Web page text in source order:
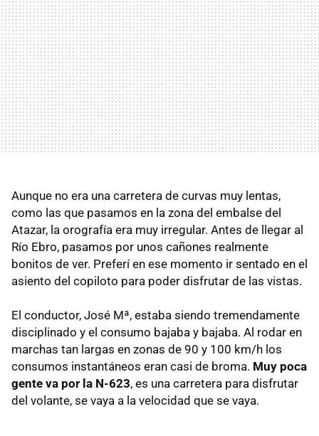
Aunque no era una carretera de curvas muy lentas,
como las que pasamos en la zona del embalse del
Atazar, la orografía era muy irregular. Antes de llegar al
Río Ebro, pasamos por unos cañones realmente
bonitos de ver. Preferí en ese momento ir sentado en el
asiento del copiloto para poder disfrutar de las vistas.
El conductor, José Mª, estaba siendo tremendamente
disciplinado y el consumo bajaba y bajaba. Al rodar en
marchas tan largas en zonas de 90 y 100 km/h los
consumos instantáneos eran casi de broma. Muy poca
gente va por la N-623, es una carretera para disfrutar
del volante, se vaya a la velocidad que se vaya.